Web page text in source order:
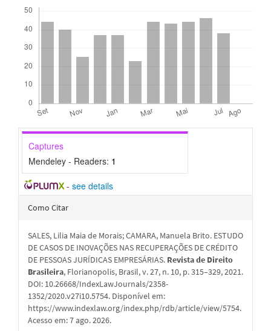
Captures
Mendeley - Readers: 1
- see details
Detalhes
artigo
Como Citar
SALES, Lilia Maia de Morais; CAMARA, Manuela Brito. ESTUDO
DE CASOS DE INOVAÇÕES NAS RECUPERAÇÕES DE CRÉDITO
DE PESSOAS JURÍDICAS EMPRESÁRIAS. Revista de Direito
Brasileira, Florianopolis, Brasil, v. 27, n. 10, p. 315–329, 2021.
DOI: 10.26668/IndexLawJournals/2358-
1352/2020.v27i10.5754. Disponível em:
https://www.indexlaw.org/index.php/rdb/article/view/5754.
Acesso em: 7 ago. 2026.